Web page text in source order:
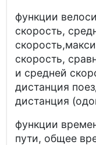
функции
скорость,
скорость,
и средней
дистанция
дистанция
функции
пути, общее